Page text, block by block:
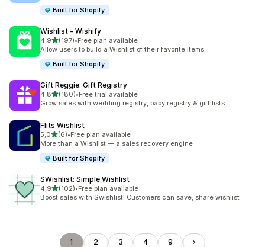
Built for Shopify
Wishlist ‑ Wishify
4,9stelle su 5
(197)
197 recensioni totali
•Free plan available
Allow users to build a Wishlist of their favorite items
Built for Shopify
Gift Reggie: Gift Registry
4,8stelle su 5
(180)
180 recensioni totali
•Free trial available
Grow sales with wedding registry, baby registry & gift lists
Flits Wishlist
5,0stelle su 5
(6)
6 recensioni totali
•Free plan available
More than a Wishlist — a sales recovery engine
Built for Shopify
SWishlist: Simple Wishlist
4,9stelle su 5
(102)
102 recensioni totali
•Free plan available
Boost sales with Swishlist! Customers can save, share wishlist
1 2 3 4 9